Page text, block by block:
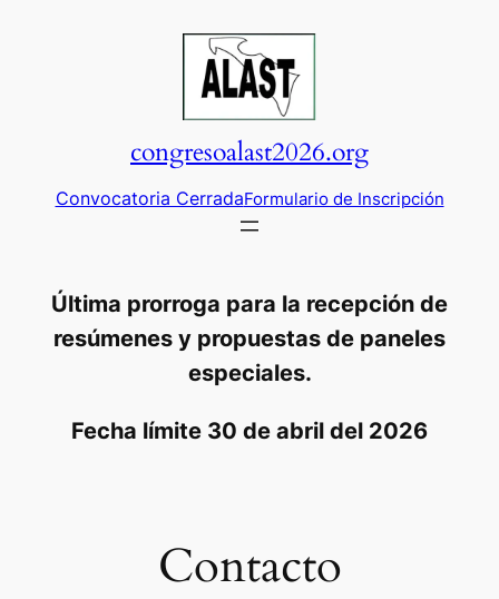
congresoalast2026.org
Convocatoria CerradaFormulario de Inscripción
Última prorroga para la recepción de
resúmenes y propuestas de paneles
especiales.
Fecha límite 30 de abril del 2026
Contacto